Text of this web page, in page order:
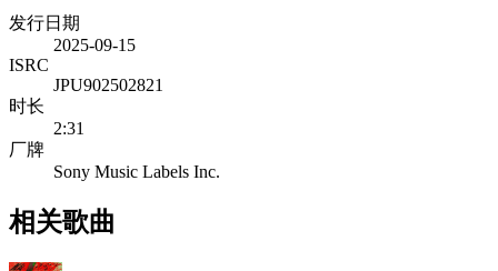
发行日期
2025-09-15
ISRC
JPU902502821
时长
2:31
厂牌
Sony Music Labels Inc.
相关歌曲